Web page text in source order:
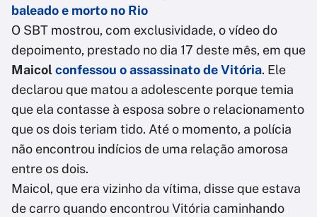
baleado e morto no Rio
O SBT mostrou, com exclusividade, o vídeo do
depoimento, prestado no dia 17 deste mês, em que
Maicolconfessou o assassinato de Vitória. Ele
declarou que matou a adolescente porque temia
que ela contasse à esposa sobre o relacionamento
que os dois teriam tido. Até o momento, a polícia
não encontrou indícios de uma relação amorosa
entre os dois.
Maicol, que era vizinho da vítima, disse que estava
de carro quando encontrou Vitória caminhando